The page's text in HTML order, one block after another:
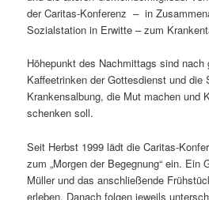
der Caritas-Konferenz – in
Sozialstation in Erwitte – zum
Höhepunkt des Nachmittags sind nach
Kaffeetrinken der Gottesdienst und die
Krankensalbung, die Mut machen und
schenken soll.
Seit Herbst 1999 lädt die Caritas-
zum „Morgen der Begegnung“ ein. Ein
Müller und das anschließende
erleben. Danach folgen jeweils